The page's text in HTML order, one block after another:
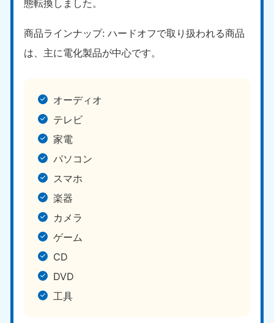
態転換しました。
商品ラインナップ: ハードオフで取り扱われる商品
は、主に電化製品が中心です。
オーディオ
テレビ
家電
パソコン
スマホ
楽器
カメラ
ゲーム
CD
DVD
工具